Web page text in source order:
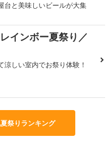
台と美味しいビールが大集
インボー夏祭り／
涼しい室内でお祭り体験！
祭りランキング